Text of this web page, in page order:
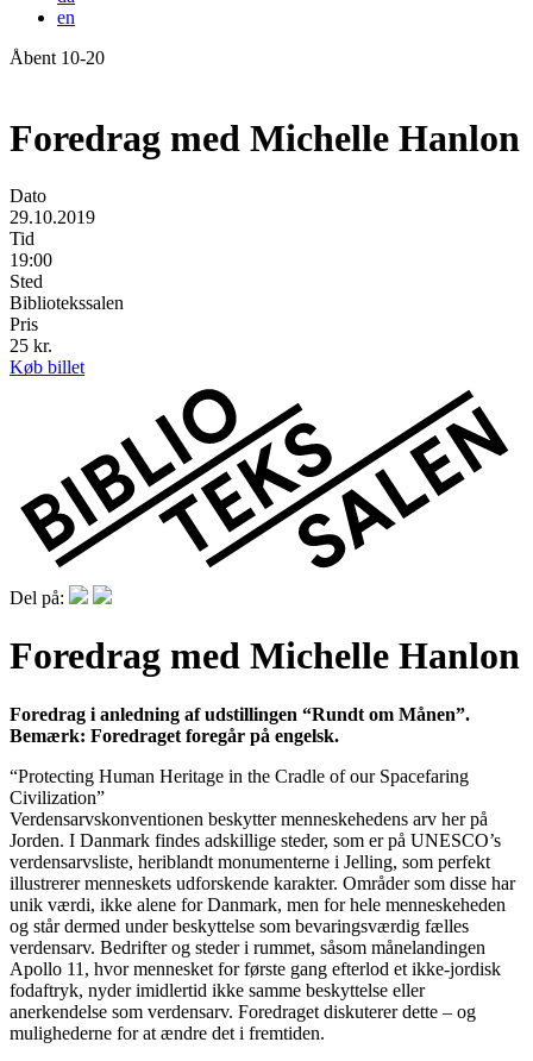
en
Åbent 10-20
Foredrag med Michelle Hanlon
Dato
29.10.2019
Tid
19:00
Sted
Bibliotekssalen
Pris
25 kr.
Køb billet
Del på:
Foredrag med Michelle Hanlon
Foredrag i anledning af udstillingen “Rundt om Månen”.
Bemærk: Foredraget foregår på engelsk.
“Protecting Human Heritage in the Cradle of our Spacefaring
Civilization”
Verdensarvskonventionen beskytter menneskehedens arv her på
Jorden. I Danmark findes adskillige steder, som er på UNESCO’s
verdensarvsliste, heriblandt monumenterne i Jelling, som perfekt
illustrerer menneskets udforskende karakter. Områder som disse har
unik værdi, ikke alene for Danmark, men for hele menneskeheden
og står dermed under beskyttelse som bevaringsværdig fælles
verdensarv. Bedrifter og steder i rummet, såsom månelandingen
Apollo 11, hvor mennesket for første gang efterlod et ikke-jordisk
fodaftryk, nyder imidlertid ikke samme beskyttelse eller
anerkendelse som verdensarv. Foredraget diskuterer dette – og
mulighederne for at ændre det i fremtiden.